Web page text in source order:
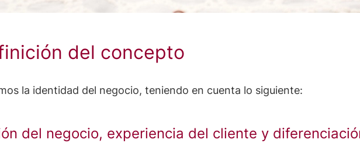
del concepto
la identidad del negocio, teniendo en cuenta lo siguiente:
del negocio, experiencia del cliente y